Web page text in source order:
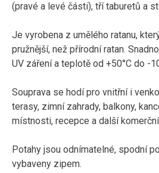
(pravé a levé části), tří taburetů a
Je vyrobena z umělého ratanu,
pružnější, než přírodní ratan.
UV záření a teplotě od +50°C do -
Souprava se hodí pro vnitřní i
terasy, zimní zahrady, balkony,
místnosti, recepce a další
Potahy jsou odnímatelné, spodní
vybaveny zipem.